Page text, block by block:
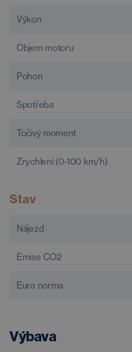
Výkon
Objem motoru
Pohon
Spotřeba
Točivý moment
Zrychlení (0-100 km/h)
Stav
Nájezd
Emise CO2
Euro norma
Výbava